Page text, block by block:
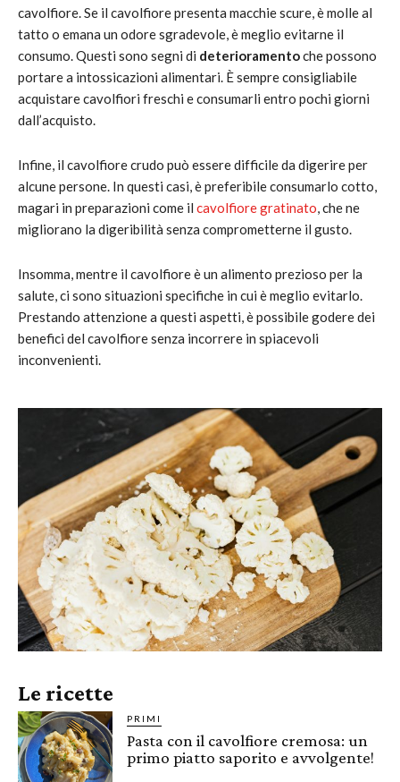
cavolfiore. Se il cavolfiore presenta macchie scure, è molle al
tatto o emana un odore sgradevole, è meglio evitarne il
consumo. Questi sono segni di deterioramentoche possono
portare a intossicazioni alimentari. È sempre consigliabile
acquistare cavolfiori freschi e consumarli entro pochi giorni
dall’acquisto.
Infine, il cavolfiore crudo può essere difficile da digerire per
alcune persone. In questi casi, è preferibile consumarlo cotto,
magari in preparazioni come il cavolfiore gratinato, che ne
migliorano la digeribilità senza comprometterne il gusto.
Insomma, mentre il cavolfiore è un alimento prezioso per la
salute, ci sono situazioni specifiche in cui è meglio evitarlo.
Prestando attenzione a questi aspetti, è possibile godere dei
benefici del cavolfiore senza incorrere in spiacevoli
inconvenienti.
Le ricette
PRIMI
Pasta con il cavolfiore cremosa: un
primo piatto saporito e avvolgente!